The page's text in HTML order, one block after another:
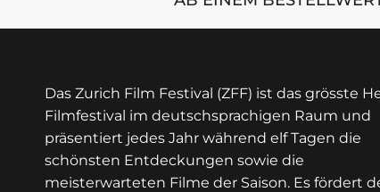
Das Zurich Film Festival (ZFF) ist das grösste
Filmfestival im deutschsprachigen Raum und
präsentiert jedes Jahr während elf Tagen die
schönsten Entdeckungen sowie die
meisterwarteten Filme der Saison. Es fördert